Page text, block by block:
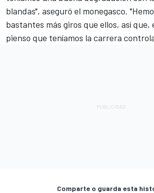
blandas", aseguró el monegasco.
bastantes más giros que ellos, así que,
pienso que teníamos la carrera
Comparte o guarda esta